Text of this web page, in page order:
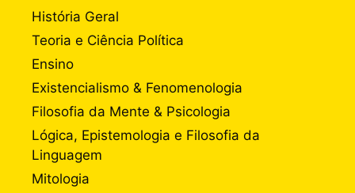
História Geral
Teoria e Ciência Política
Ensino
Existencialismo & Fenomenologia
Filosofia da Mente & Psicologia
Lógica, Epistemologia e Filosofia da
Linguagem
Mitologia